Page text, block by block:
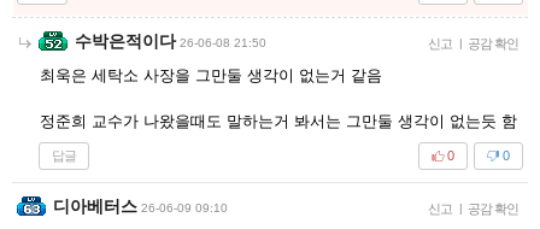
수박은적이다 26-06-08 21:50 신고 | 공감 확인
최욱은 세탁소 사장을 그만둘 생각이 없는거 같음
정준희 교수가 나왔을때도 말하는거 봐서는 그만둘 생각이 없는듯 함
답글 0
0
디아베터스 26-06-09 09:10 신고 | 공감 확인